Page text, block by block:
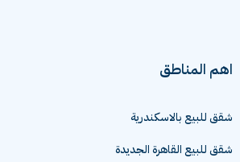
اهم المناطق
شقق للبيع بالاسكندرية
شقق للبيع القاهرة الجديدة